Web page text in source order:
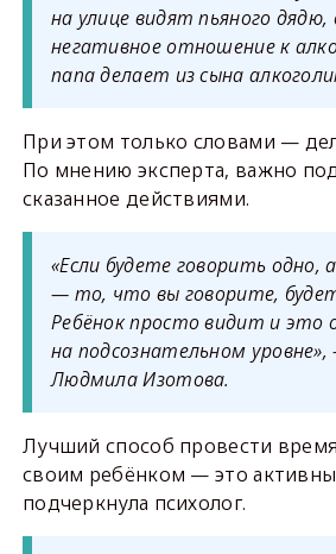
на улице видят пьяного
негативное отношение к
папа делает из сына
При этом только словами —
По мнению эксперта, важно
сказанное действиями.
«Если будете говорить одно,
— то, что вы говорите, будет
Ребёнок просто видит и это
на подсознательном
Людмила Изотова.
Лучший способ провести
своим ребёнком — это
подчеркнула психолог.